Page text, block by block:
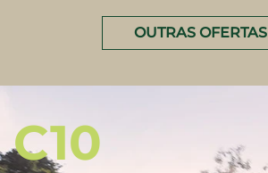
OUTRAS OFERTAS
C10